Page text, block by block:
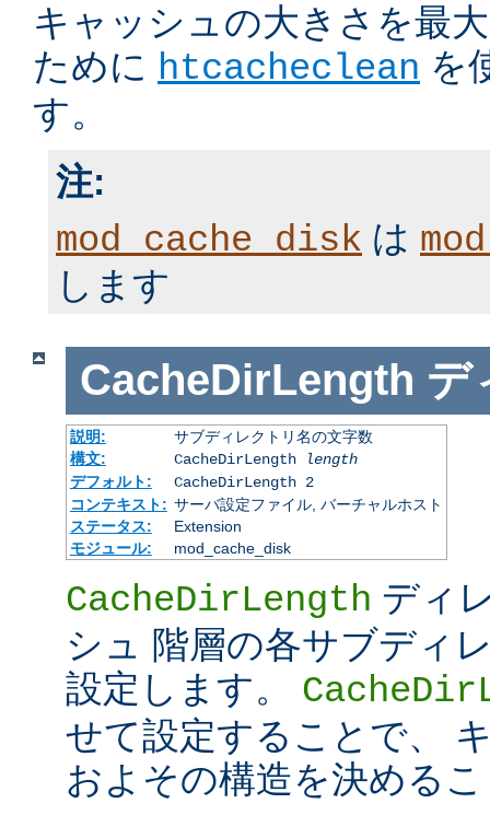
キャッシュの大きさを最
ために htcacheclean を
す。
注:
mod_cache_disk は
します
CacheDirLength デ
説明:
サブディレクトリ名の文字数
構文:
CacheDirLength
length
デフォルト:
CacheDirLength 2
コンテキスト: サーバ設定ファイル, バーチャルホスト
ステータス:
Extension
モジュール:
mod_cache_disk
CacheDirLength ディ
シュ 階層の各サブディ
設定します。
せて設定することで、
およその構造を決める